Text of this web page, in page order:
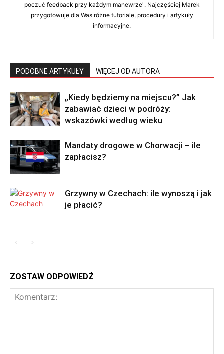
poczuć feedback przy każdym manewrze". Najczęściej Marek
przygotowuje dla Was różne tutoriale, procedury i artykuły
informacyjne.
PODOBNE ARTYKUŁY WIĘCEJ OD AUTORA
„Kiedy będziemy na miejscu?” Jak
zabawiać dzieci w podróży:
wskazówki według wieku
Mandaty drogowe w Chorwacji – ile
zapłacisz?
Grzywny w Czechach: ile wynoszą i jak
je płacić?
ZOSTAW ODPOWIEDŹ